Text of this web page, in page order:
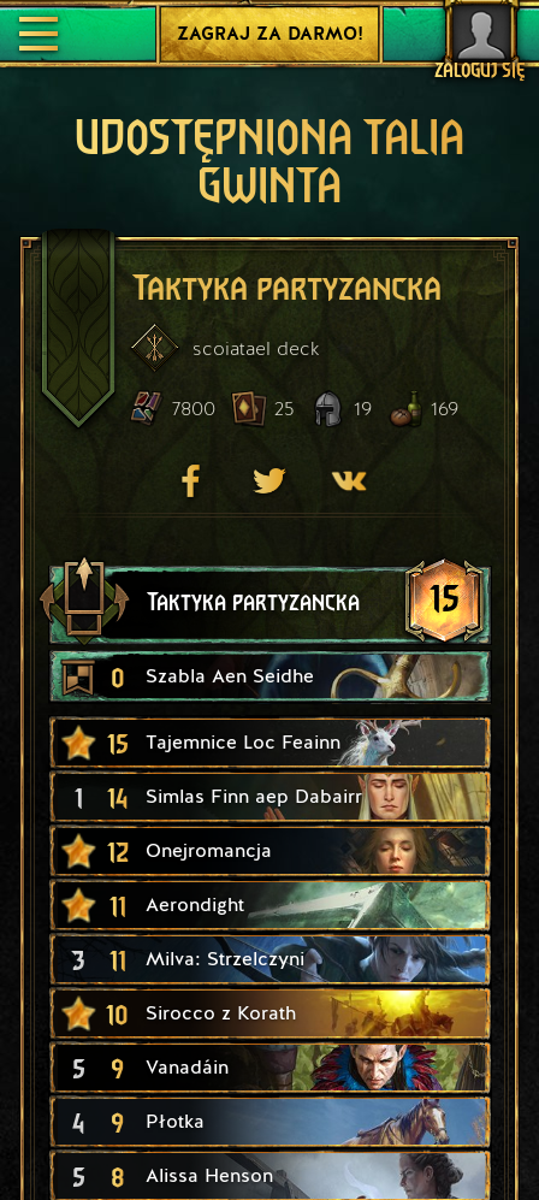
ZALOGUJ SIĘ
ZAGRAJ ZA DARMO!
UDOSTĘPNIONA TALIA
GWINTA
Taktyka partyzancka
scoiatael deck
7800 25 19 169
Taktyka partyzancka 15
0 Szabla Aen Seidhe
15 Tajemnice Loc Feainn
1 14 Simlas Finn aep Dabairr
12 Onejromancja
11 Aerondight
3 11 Milva: Strzelczyni
10 Sirocco z Korath
5 9 Vanadáin
4 9 Płotka
5 8 Alissa Henson